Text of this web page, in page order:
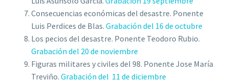
Consecuencias económicas del desastre. Ponente
Luis Perdices de Blas. Grabación del 16 de octubre
Los pecios del desastre. Ponente Teodoro Rubio.
Grabación del 20 de noviembre
Figuras militares y civiles del 98. Ponente Jose María
Treviño. Grabación del 11 de diciembre